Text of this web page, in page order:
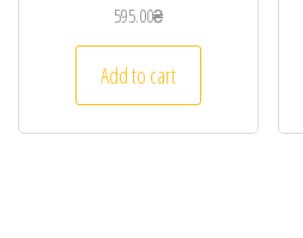
595.00₴
Add to cart